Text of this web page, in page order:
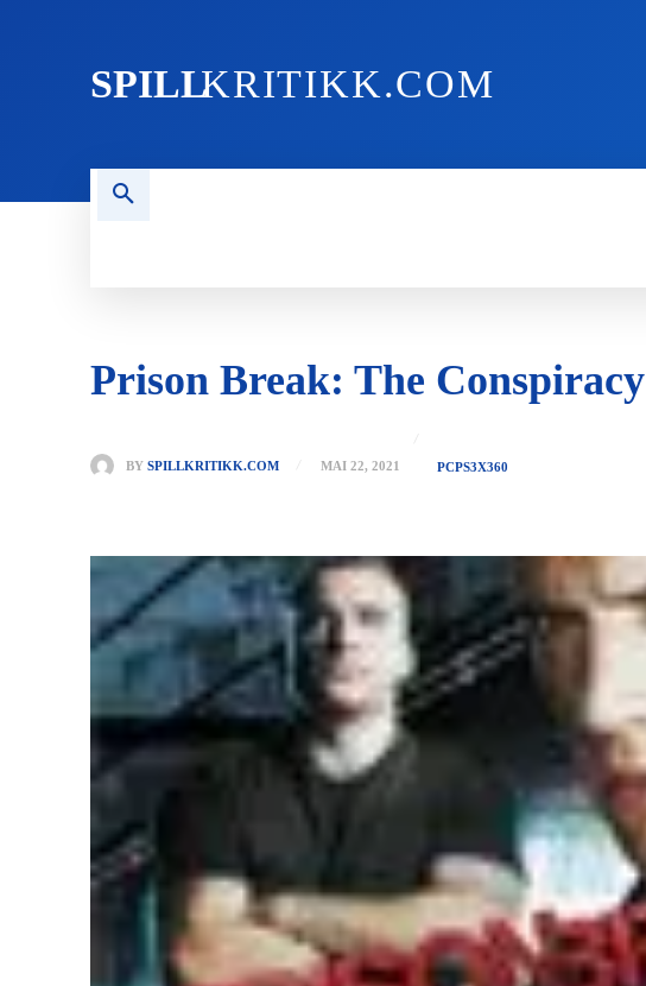
SPILLKRITIKK.COM
Prison Break: The Conspiracy
BY SPILLKRITIKK.COM MAI 22, 2021 PCPS3X360